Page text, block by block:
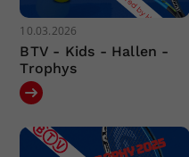
10.03.2026
BTV - Kids - Hallen -
Trophys